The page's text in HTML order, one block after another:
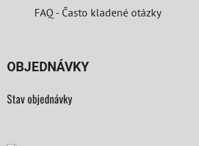
FAQ - Často kladené otázky
OBJEDNÁVKY
Stav objednávky